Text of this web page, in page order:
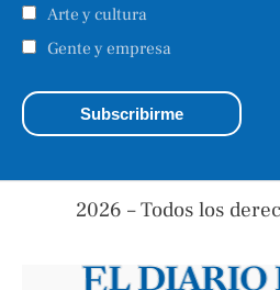
Arte y cultura
Gente y empresa
2026 – Todos los